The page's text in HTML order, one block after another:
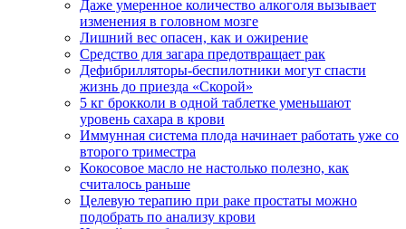
Даже умеренное количество алкоголя вызывает
изменения в головном мозге
Лишний вес опасен, как и ожирение
Средство для загара предотвращает рак
Дефибрилляторы-беспилотники могут спасти
жизнь до приезда «Скорой»
5 кг брокколи в одной таблетке уменьшают
уровень сахара в крови
Иммунная система плода начинает работать уже со
второго триместра
Кокосовое масло не настолько полезно, как
считалось раньше
Целевую терапию при раке простаты можно
подобрать по анализу крови